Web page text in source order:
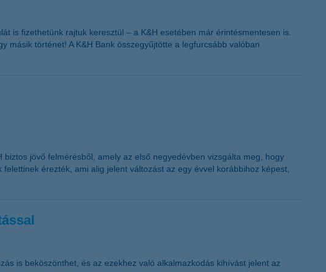
is fizethetünk rajtuk keresztül – a K&H esetében már érintésmentesen is.
történet! A K&H Bank összegyűjtötte a legfurcsább valóban
jövő felmérésből, amely az első negyedévben vizsgálta meg, hogy
érezték, ami alig jelent változást az egy évvel korábbihoz képest,
is beköszönthet, és az ezekhez való alkalmazkodás kihívást jelent az